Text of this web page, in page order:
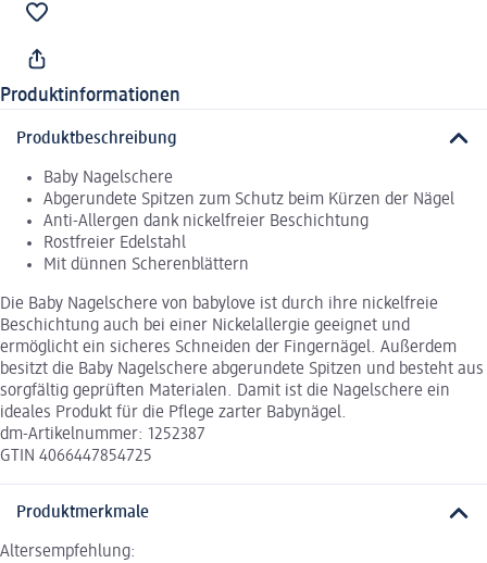
Produktinformationen
Produktbeschreibung
Baby Nagelschere
Abgerundete Spitzen zum Schutz beim Kürzen der Nägel
Anti-Allergen dank nickelfreier Beschichtung
Rostfreier Edelstahl
Mit dünnen Scherenblättern
Die Baby Nagelschere von babylove ist durch ihre nickelfreie
Beschichtung auch bei einer Nickelallergie geeignet und
ermöglicht ein sicheres Schneiden der Fingernägel. Außerdem
besitzt die Baby Nagelschere abgerundete Spitzen und besteht aus
sorgfältig geprüften Materialen. Damit ist die Nagelschere ein
ideales Produkt für die Pflege zarter Babynägel.
dm-Artikelnummer: 1252387
GTIN 4066447854725
Produktmerkmale
Altersempfehlung: